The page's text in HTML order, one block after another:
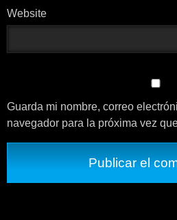
Website
Guarda mi nombre, correo
navegador para la próxima vez